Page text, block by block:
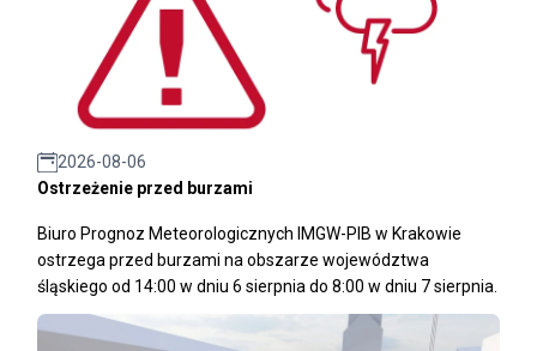
2026-08-06
Ostrzeżenie przed burzami
Biuro Prognoz Meteorologicznych IMGW-PIB w Krakowie
ostrzega przed burzami na obszarze województwa
śląskiego od 14:00 w dniu 6 sierpnia do 8:00 w dniu 7 sierpnia.